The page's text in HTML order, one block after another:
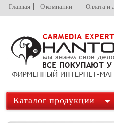
Главная О компании Оплата и
Каталог продукции